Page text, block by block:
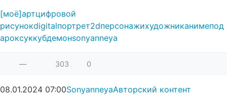
[моё]артцифровой
рисунокdigitalпортрет2dперсонажихудожниканимепод
ароксуккубдемонsonyanneya
— 303 0
08.01.2024 07:00SonyanneyaАвторский контент